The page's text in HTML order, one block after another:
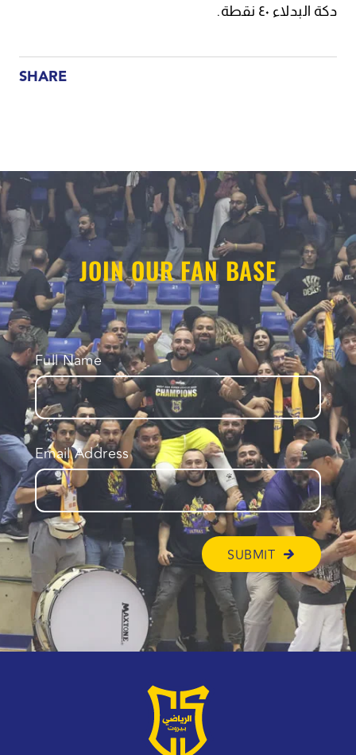
دكة البدلاء ٤٠ نقطة.
SHARE
JOIN OUR FAN BASE
Full Name
Email Address